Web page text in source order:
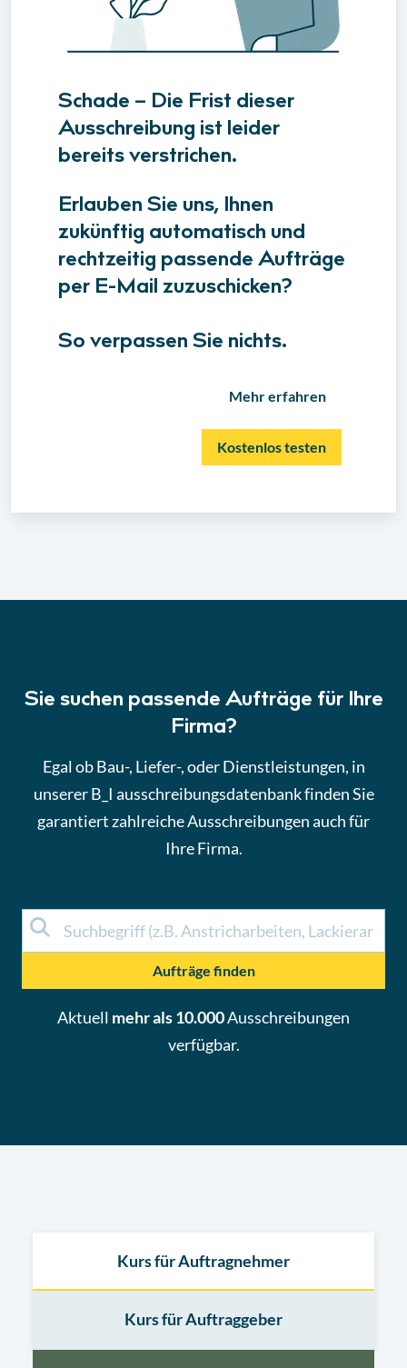
Schade – Die Frist dieser
Ausschreibung ist leider
bereits verstrichen.
Erlauben Sie uns, Ihnen
zukünftig automatisch und
rechtzeitig passende Aufträge
per E-Mail zuzuschicken?
So verpassen Sie nichts.
Mehr erfahren
Kostenlos testen
Sie suchen passende Aufträge für Ihre
Firma?
Egal ob Bau-, Liefer-, oder Dienstleistungen, in
unserer B_I ausschreibungsdatenbank finden Sie
garantiert zahlreiche Ausschreibungen auch für
Ihre Firma.
Aufträge finden
Aktuell mehr als 10.000Ausschreibungen
verfügbar.
Kurs für Auftragnehmer
Kurs für Auftraggeber